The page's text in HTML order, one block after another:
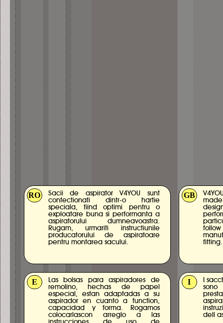
RO
Sacii de aspirator V4YOU sunt
confectionati dintr-o hartie
speciala, fiind optimi pentru o
exploatare buna si performanta a
aspiratorului dumneavoastra.
Rugam, urmariti instructiunile
producatorului de aspiratoare
pentru montarea sacului.
GB
fitting.
E
Las bolsas para aspiradores de
remolino, hechas de papel
especial, estan adaptadas a su
aspirador en cuanto a function,
capacidad y forma. Rogamos
colocarlascon arreglo a las
I
I
sono
dell